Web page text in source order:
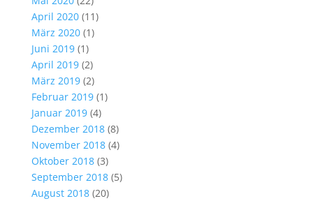
April 2020(11)
März 2020(1)
Juni 2019(1)
April 2019(2)
März 2019(2)
Februar 2019(1)
Januar 2019(4)
Dezember 2018(8)
November 2018(4)
Oktober 2018(3)
September 2018(5)
August 2018(20)